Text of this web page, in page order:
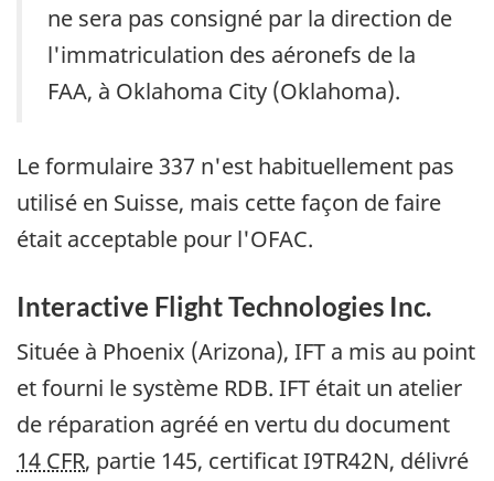
ne sera pas consigné par la direction de
l'immatriculation des aéronefs de la
FAA, à Oklahoma City (Oklahoma).
Le formulaire 337 n'est habituellement pas
utilisé en Suisse, mais cette façon de faire
était acceptable pour l'OFAC.
Interactive Flight Technologies Inc.
Située à Phoenix (Arizona), IFT a mis au point
et fourni le système RDB. IFT était un atelier
de réparation agréé en vertu du document
14 CFR, partie 145, certificat I9TR42N, délivré